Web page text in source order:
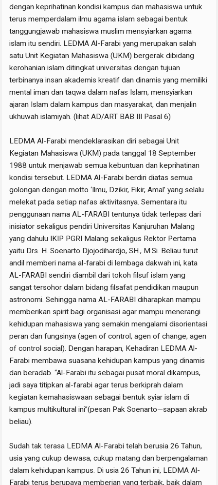
dengan keprihatinan kondisi kampus dan mahasiswa untuk
terus memperdalam ilmu agama islam sebagai bentuk
tanggungjawab mahasiswa muslim mensyiarkan agama
islam itu sendiri. LEDMA Al-Farabi yang merupakan salah
satu Unit Kegiatan Mahasiswa (UKM) bergerak dibidang
kerohanian islam ditingkat universitas dengan tujuan
terbinanya insan akademis kreatif dan dinamis yang memiliki
mental iman dan taqwa dalam nafas Islam, mensyiarkan
ajaran Islam dalam kampus dan masyarakat, dan menjalin
ukhuwah islamiyah. (lihat AD/ART BAB III Pasal 6)
LEDMA Al-Farabi mendeklarasikan diri sebagai Unit
Kegiatan Mahasiswa (UKM) pada tanggal 18 September
1988 untuk menjawab semua kebuntuan dan keprihatinan
kondisi tersebut. LEDMA Al-Farabi berdiri diatas semua
golongan dengan motto ‘Ilmu, Dzikir, Fikir, Amal’ yang selalu
melekat pada setiap nafas aktivitasnya. Sementara itu
penggunaan nama AL-FARABI tentunya tidak terlepas dari
inisiator sekaligus pendiri Universitas Kanjuruhan Malang
yang dahulu IKIP PGRI Malang sekaligus Rektor Pertama
yaitu Drs. H. Soenarto Djojodihardjo, SH., M.Si. Beliau turut
andil memberi nama al-farabi di lembaga dakwah ini, kata
AL-FARABI sendiri diambil dari tokoh filsuf islam yang
sangat tersohor dalam bidang filsafat pendidikan maupun
astronomi. Sehingga nama AL-FARABI diharapkan mampu
memberikan spirit bagi organisasi agar mampu menerangi
kehidupan mahasiswa yang semakin mengalami disorientasi
peran dan fungsinya (agen of control, agen of change, agen
of control social). Dengan harapan, Kehadiran LEDMA Al-
Farabi membawa suasana kehidupan kampus yang dinamis
dan beradab. “Al-Farabi itu sebagai pusat moral dikampus,
jadi saya titipkan al-farabi agar terus berkiprah dalam
kegiatan kemahasiswaan sebagai bentuk syiar islam di
kampus multikultural ini”(pesan Pak Soenarto—sapaan akrab
beliau).
Sudah tak terasa LEDMA Al-Farabi telah berusia 26 Tahun,
usia yang cukup dewasa, cukup matang dan berpengalaman
dalam kehidupan kampus. Di usia 26 Tahun ini, LEDMA Al-
Farabi terus berupaya memberian yang terbaik, baik dalam